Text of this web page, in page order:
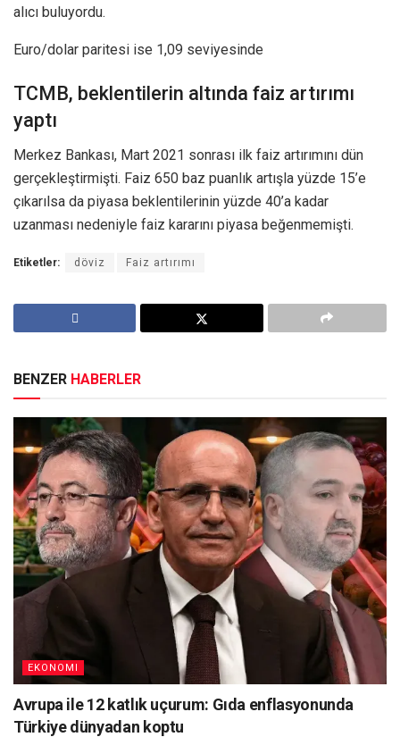
alıcı buluyordu.
Euro/dolar paritesi ise 1,09 seviyesinde
TCMB, beklentilerin altında faiz artırımı
yaptı
Merkez Bankası, Mart 2021 sonrası ilk faiz artırımını dün
gerçekleştirmişti. Faiz 650 baz puanlık artışla yüzde 15’e
çıkarılsa da piyasa beklentilerinin yüzde 40’a kadar
uzanması nedeniyle faiz kararını piyasa beğenmemişti.
Etiketler: döviz Faiz artırımı
BENZER HABERLER
EKONOMI
Avrupa ile 12 katlık uçurum: Gıda enflasyonunda
Türkiye dünyadan koptu